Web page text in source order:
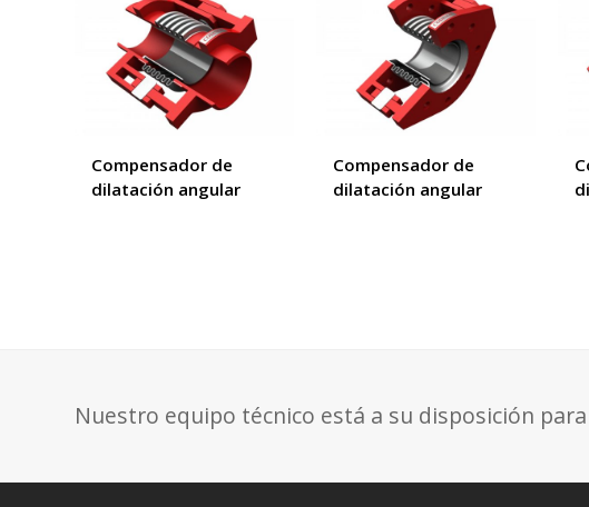
Compensador de
dilatación angular
Compensador de
dilatación angular
Nuestro equipo técnico está a su disposición